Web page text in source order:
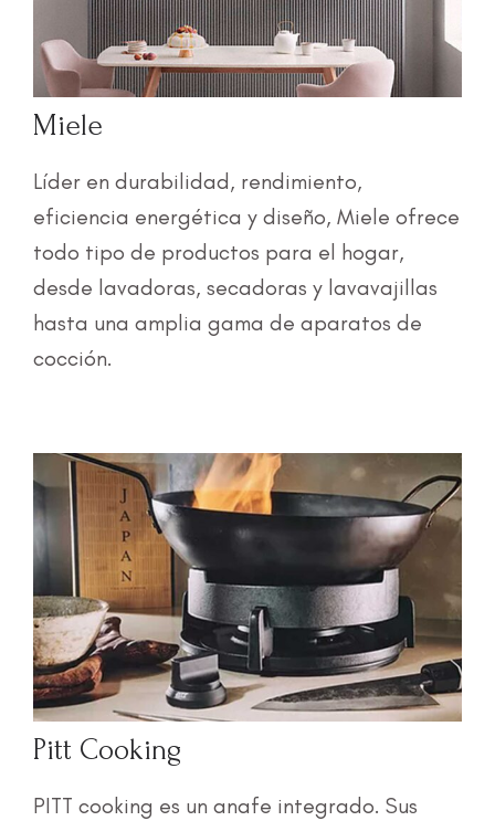
Miele
Líder en durabilidad, rendimiento,
eficiencia energética y diseño, Miele ofrece
todo tipo de productos para el hogar,
desde lavadoras, secadoras y lavavajillas
hasta una amplia gama de aparatos de
cocción.
Pitt Cooking
PITT cooking es un anafe integrado. Sus